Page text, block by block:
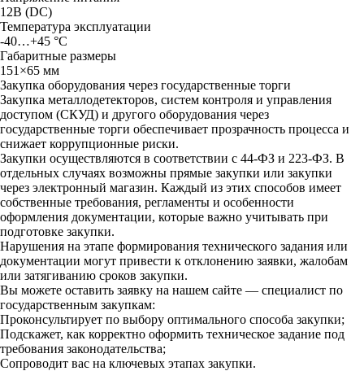
12B (DC)
Teмпepaтypa экcплyaтaции
-40…+45 °C
Гaбapитныe paзмepы
151×65 мм
Закупка оборудования через государственные торги
Закупка металлодетекторов, систем контроля и управления
доступом (СКУД) и другого оборудования через
государственные торги обеспечивает прозрачность процесса и
снижает коррупционные риски.
Закупки осуществляются в соответствии с 44-ФЗ и 223-ФЗ. В
отдельных случаях возможны прямые закупки или закупки
через электронный магазин. Каждый из этих способов имеет
собственные требования, регламенты и особенности
оформления документации, которые важно учитывать при
подготовке закупки.
Нарушения на этапе формирования технического задания или
документации могут привести к отклонению заявки, жалобам
или затягиванию сроков закупки.
Вы можете оставить заявку на нашем сайте — специалист по
государственным закупкам:
Проконсультирует по выбору оптимального способа закупки;
Подскажет, как корректно оформить техническое задание под
требования законодательства;
Сопроводит вас на ключевых этапах закупки.